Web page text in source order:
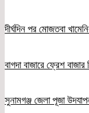
দীর্ঘদিন পর মোজতবা
বাগদা বাজারে ফ্রেশ
সুনামগঞ্জ জেলা পূজা